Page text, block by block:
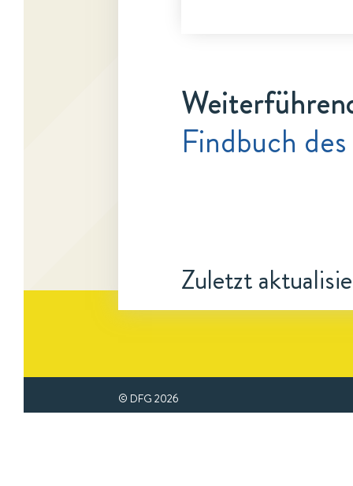
Findbuch
Zuletzt
© DFG 2026